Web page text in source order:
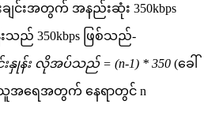
ခငအတက အနညဆ 350kbps
သည 350kbps ဖစသည-
နန လအပသည = (n-1) * 350 (ခ
အရအတက နရတင n